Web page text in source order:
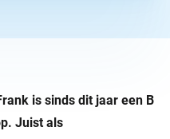
is sinds dit jaar een B
Juist als